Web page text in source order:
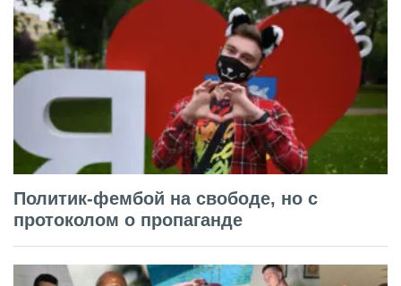
Политик-фембой на свободе, но с
протоколом о пропаганде